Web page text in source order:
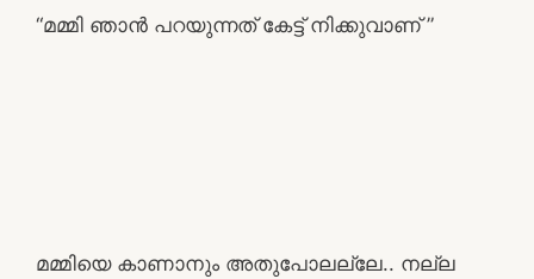
“മമ്മി ഞാൻ പറയുന്നത് കേട്ട് നിക്കുവാണ് ”
മമ്മിയെ കാണാനും അതുപോലല്ലേ.. നല്ല